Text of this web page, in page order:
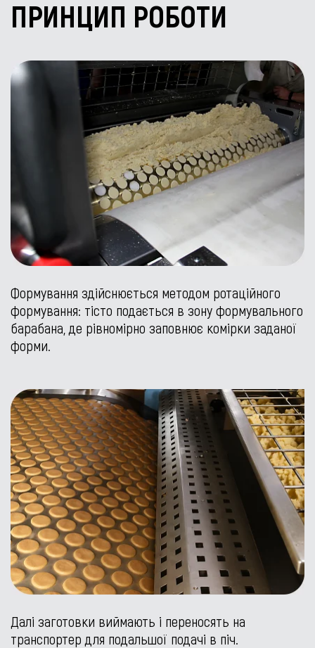
ПРИНЦИП РОБОТИ
Формування здійснюється методом ротаційного
формування: тісто подається в зону формувального
барабана, де рівномірно заповнює комірки заданої
форми.
Далі заготовки виймають і переносять на
транспортер для подальшої подачі в піч.